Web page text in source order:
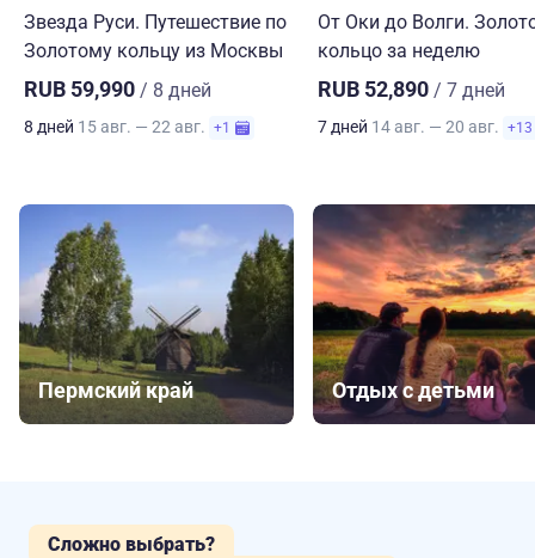
Звезда Руси. Путешествие по
Золотому кольцу из Москвы
RUB 59,990 / 8 дней
8 дней 15 авг. — 22 авг. +1
От Оки до Волги.
кольцо за неделю
RUB 52,890 / 7 дней
7 дней 14 авг. — 20 авг. +13
Пермский край Отдых с детьми
Сложно выбрать?